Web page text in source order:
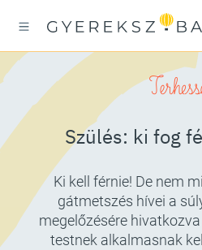
Szülés: ki fog
Ki kell férnie! De nem
gátmetszés hívei a
megelőzésére
testnek alkalmasnak